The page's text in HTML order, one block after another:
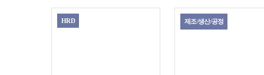
HRD 제조/생산/공정